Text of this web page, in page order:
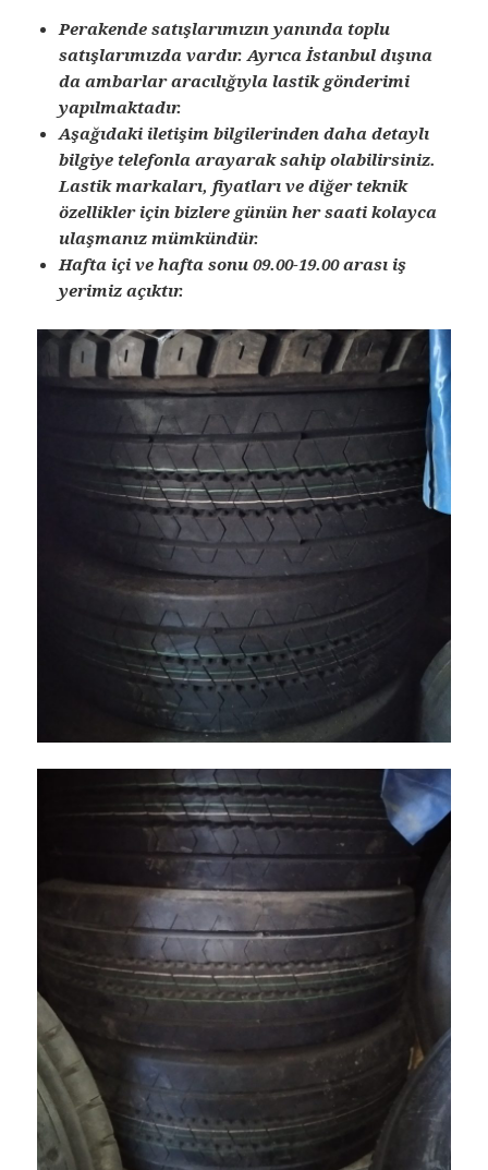
Perakende satışlarımızın yanında toplu
satışlarımızda vardır. Ayrıca İstanbul dışına
da ambarlar aracılığıyla lastik gönderimi
yapılmaktadır.
Aşağıdaki iletişim bilgilerinden daha detaylı
bilgiye telefonla arayarak sahip olabilirsiniz.
Lastik markaları, fiyatları ve diğer teknik
özellikler için bizlere günün her saati kolayca
ulaşmanız mümkündür.
Hafta içi ve hafta sonu 09.00-19.00 arası iş
yerimiz açıktır.